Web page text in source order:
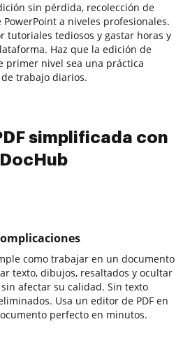
sin pérdida, recolección de
a niveles profesionales.
tutoriales tediosos y gastar horas y
Haz que la edición de
primer nivel sea una práctica
trabajo diarios.
simplificada con
DocHub
como trabajar en un documento
texto, dibujos, resaltados y ocultar
afectar su calidad. Sin texto
Usa un editor de PDF en
perfecto en minutos.